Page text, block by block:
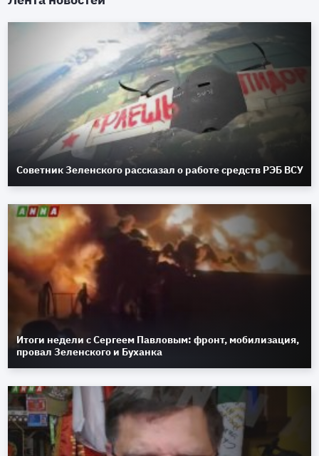
Советник Зеленского рассказал о работе средств РЭБ ВСУ
Итоги недели с Сергеем Павловым: фронт, мобилизация,
провал Зеленского и Буханка